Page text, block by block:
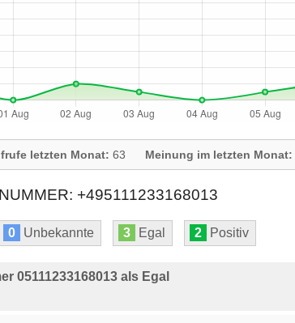
letzten Monat: 63 Meinung im letzten Monat:
+495111233168013
0 Unbekannte 3 Egal 2 Positiv
05111233168013 als Egal